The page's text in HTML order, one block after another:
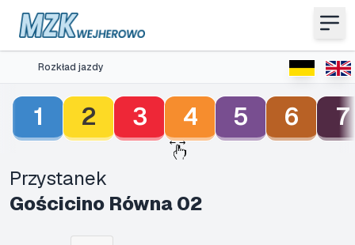
Rozkład jazdy
1 2 3 4 5 6 7
Przystanek
Gościcino Równa 02